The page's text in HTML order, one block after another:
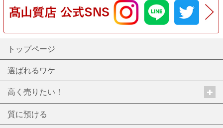
トップページ
選ばれるワケ
高く売りたい！
質に預ける